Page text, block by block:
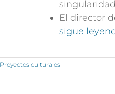
singularidad
El director
sigue
Proyectos culturales